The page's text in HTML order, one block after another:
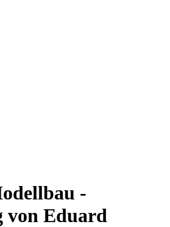
-
von Eduard